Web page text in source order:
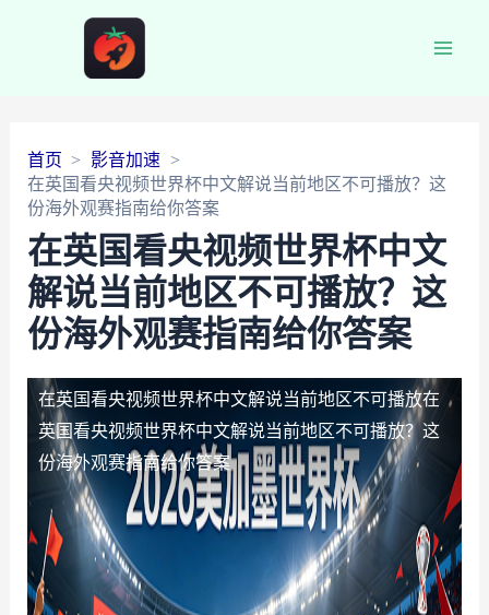
首页
影音加速
在英国看央视频世界杯中文解说当前地区不可播放？这
份海外观赛指南给你答案
在英国看央视频世界杯中文
解说当前地区不可播放？这
份海外观赛指南给你答案
在英国看央视频世界杯中文解说当前地区不可播放在
英国看央视频世界杯中文解说当前地区不可播放？这
份海外观赛指南给你答案